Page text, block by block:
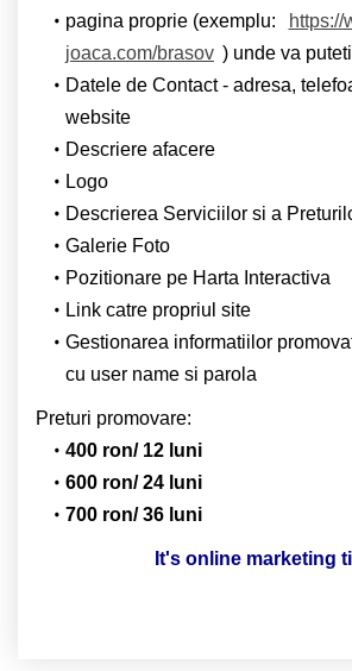
pagina proprie (exemplu:
https://
joaca.com/brasov ) unde va
Datele de Contact - adresa,
website
Descriere afacere
Logo
Descrierea Serviciilor si a
Galerie Foto
Pozitionare pe Harta Interactiva
Link catre propriul site
Gestionarea informatiilor
cu user name si parola
Preturi promovare:
400 ron/ 12 luni
600 ron/ 24 luni
700 ron/ 36 luni
It's online marketing